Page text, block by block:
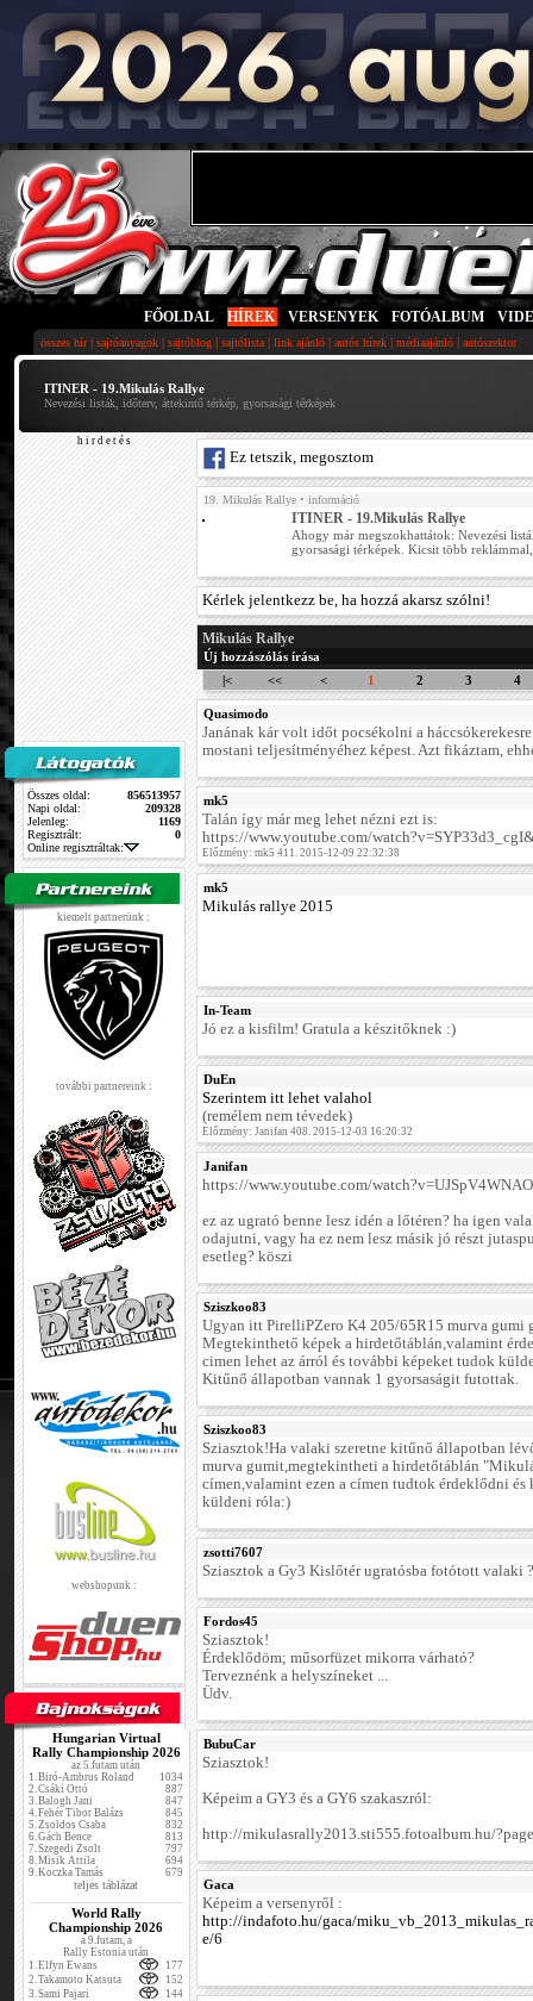
FŐOLDAL HÍREK VERSENYEK FOTÓALBUM
összes hír| sajtóanyagok | sajtóblog | sajtólista | link ajánló | autós hírek | médiaajánló | autószektor
ITINER - 19.Mikulás Rallye
Nevezési listák, időterv, áttekintő térkép, gyorsasági térképek
h i r d e t é s
Összes oldal:
856513957
Napi oldal:
209328
Jelenleg:
1169
Regisztrált:
0
Online regisztráltak:
kiemelt partnerünk :
további partnereink :
webshopunk :
Hungarian Virtual
Rally Championship 2026
az 5.futam után
1.Biró-Ambrus Roland
1034
2.Csáki Ottó
887
3.Balogh Jani
847
4.Fehér Tibor Balázs
845
5.Zsoldos Csaba
832
6.Gách Bence
813
7.Szegedi Zsolt
797
8.Misik Attila
694
9.Koczka Tamás 679
teljes táblázat
World Rally
Championship 2026
a 9.futam, a
Rally Estonia után
1.Elfyn Ewans
177
2.Takamoto Katsuta
152
3.Sami Pajari
144
Ez tetszik, megosztom
19. Mikulás Rallye • információ
ITINER - 19.Mikulás Rallye
Ahogy már megszokhattátok: Nevezési
gyorsasági térképek. Kicsit több
Kérlek jelentkezz be, ha hozzá akarsz szólni!
Mikulás Rallye
Új hozzászólás írása
|<
<< < 1 2 3 4
Quasimodo
Janának kár volt időt pocsékolni a
mostani teljesítményéhez képest. Azt fikáztam,
mk5
Talán így már meg lehet nézni ezt is:
https://www.youtube.com/
Előzmény: mk5 411. 2015-12-09 22:32:38
mk5
Mikulás rallye 2015
In-Team
Jó ez a kisfilm! Gratula a készitőknek :)
DuEn
Szerintem itt lehet valahol
(remélem nem tévedek)
Előzmény: Janifan 408. 2015-12-03 16:20:32
Janifan
https://www.youtube.com/
ez az ugrató benne lesz idén a lőtéren? ha igen
odajutni, vagy ha ez nem lesz másik jó részt
esetleg? köszi
Sziszkoo83
Ugyan itt PirelliPZero K4 205/65R15 murva gumi
Megtekinthető képek a hirdetőtáblán,valamint
cimen lehet az árról és további képeket tudok
Kitűnő állapotban vannak 1 gyorsaságit futottak.
Sziszkoo83
Sziasztok!Ha valaki szeretne kitűnő állapotban
murva gumit,megtekintheti a hirdetőtáblán
címen,valamint ezen a címen tudtok érdeklődni és
küldeni róla:)
zsotti7607
Sziasztok a Gy3 Kislőtér ugratósba fotótott valaki ?
Fordos45
Sziasztok!
Érdeklődöm; műsorfüzet mikorra várható?
Terveznénk a helyszíneket ...
Üdv.
BubuCar
Sziasztok!
Képeim a GY3 és a GY6 szakaszról:
http://mikulasrally2013.sti555.fotoalbum.hu/
Gaca
Képeim a versenyről :
http://indafoto.hu/gaca/
e/6